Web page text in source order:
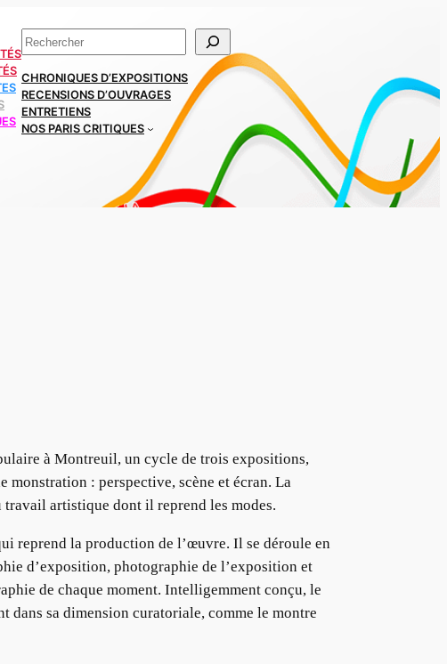
Rechercher
CHRONIQUES D’EXPOSITIONS
RECENSIONS D’OUVRAGES
ENTRETIENS
NOS PARIS CRITIQUES
à Montreuil, un cycle de trois expositions,
: perspective, scène et écran. La
artistique dont il reprend les modes.
reprend la production de l’œuvre. Il se déroule en
d’exposition, photographie de l’exposition et
de chaque moment. Intelligemment conçu, le
dans sa dimension curatoriale, comme le montre